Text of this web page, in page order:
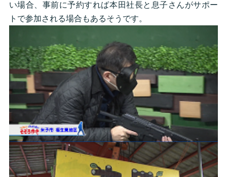
い場合、事前に予約すれば本田社長と息子さんがサポー
トで参加される場合もあるそうです。